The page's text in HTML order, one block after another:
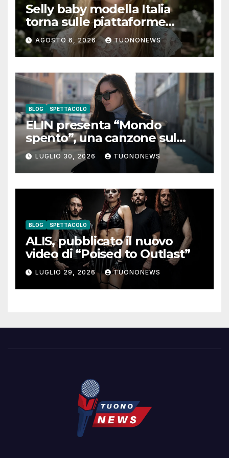
Selly baby modella Italia
torna sulle piattaforme
digitali con “Luna lei mi
guarda”
AGOSTO 6, 2026 TUONONEWS
BLOG SPETTACOLO
ELIN presenta “Mondo
spento”, una canzone sul
coraggio di lasciare andare i
pensieri negativi
LUGLIO 30, 2026 TUONONEWS
BLOG SPETTACOLO
ALIS, pubblicato il nuovo
video di “Poised to Outlast”
LUGLIO 29, 2026 TUONONEWS